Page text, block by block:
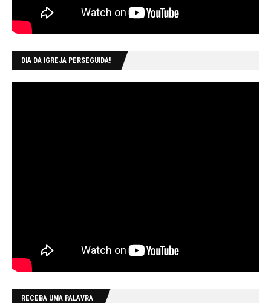
DIA DA IGREJA PERSEGUIDA!
RECEBA UMA PALAVRA